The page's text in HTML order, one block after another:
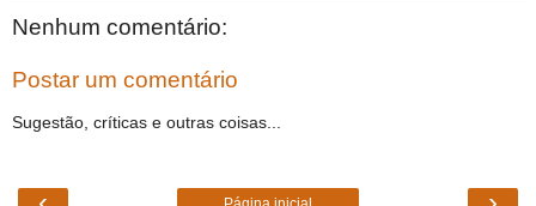
Nenhum comentário:
Postar um comentário
Sugestão, críticas e outras coisas...